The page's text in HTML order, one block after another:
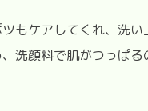
もケアしてくれ、洗い
洗顔料で肌がつっぱる